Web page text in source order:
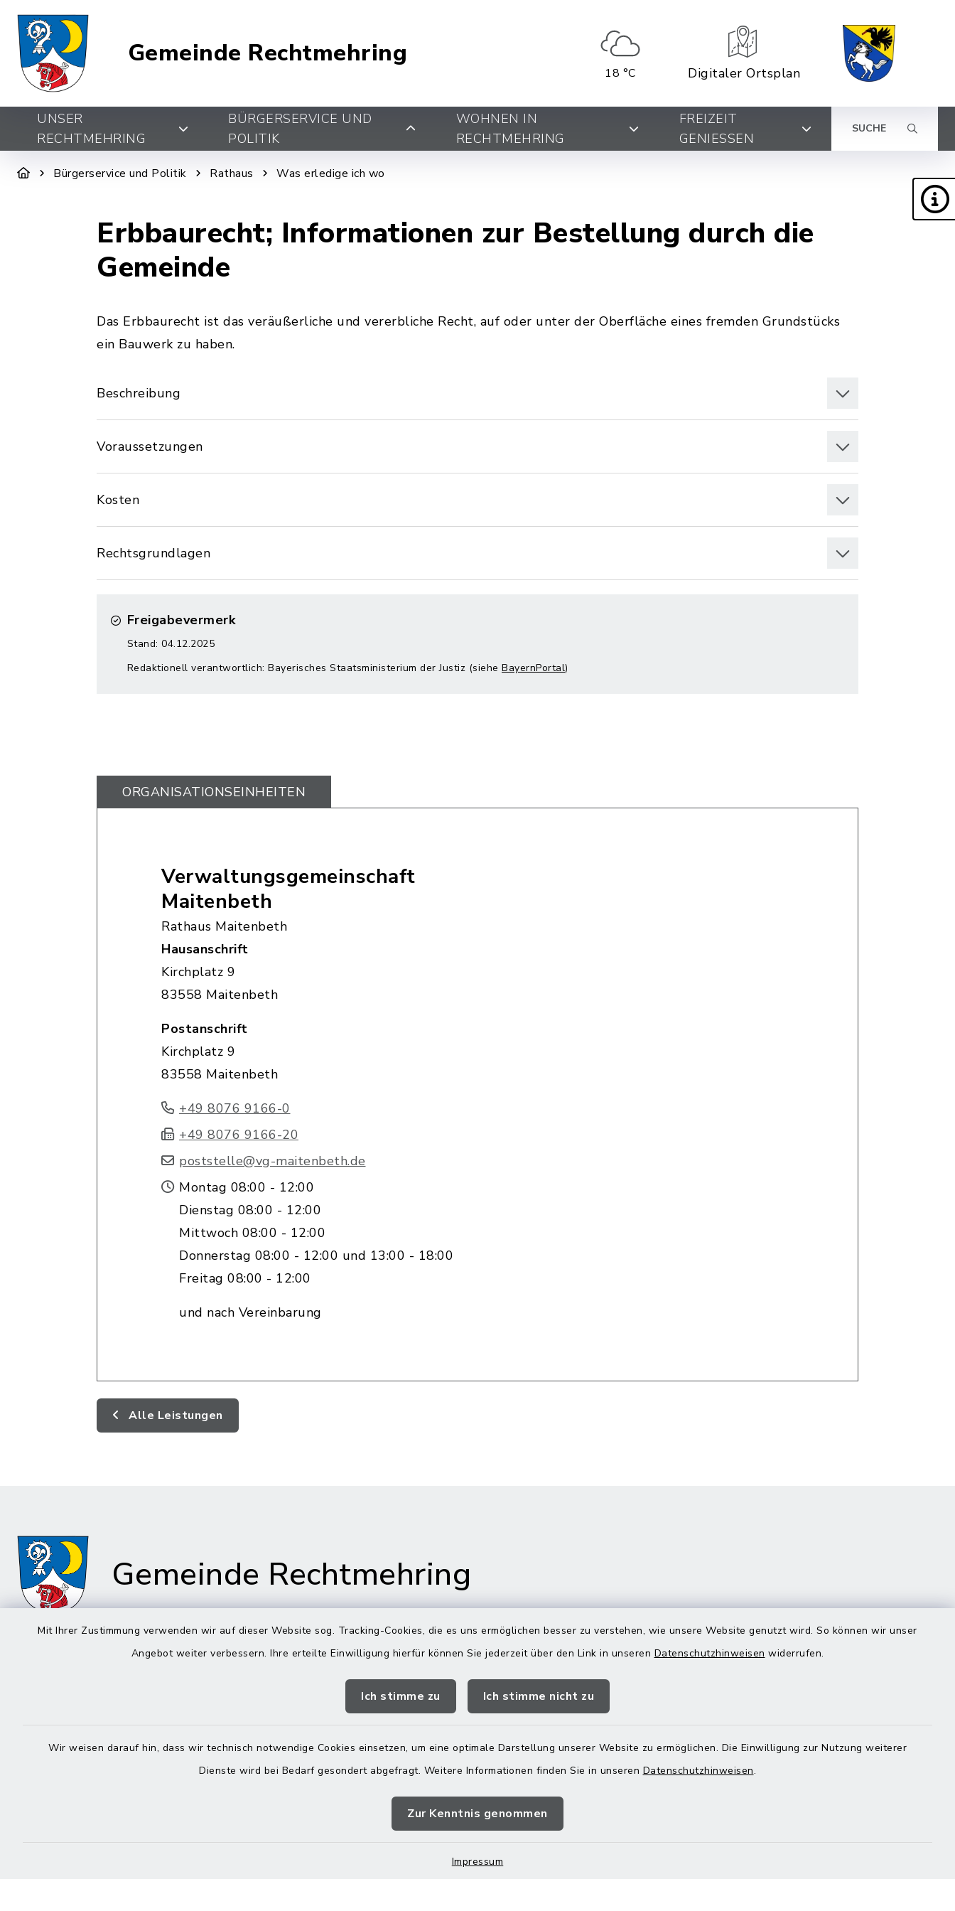
Mit Ihrer Zustimmung verwenden wir auf dieser Website sog. Tracking-Cookies, die es uns ermöglichen besser zu verstehen, wie unsere Website genutzt wird. So können wir unser
Angebot weiter verbessern. Ihre erteilte Einwilligung hierfür können Sie jederzeit über den Link in unseren Datenschutzhinweisen widerrufen.
Ich stimme zu Ich stimme nicht zu
Wir weisen darauf hin, dass wir technisch notwendige Cookies einsetzen, um eine optimale Darstellung unserer Website zu ermöglichen. Die Einwilligung zur Nutzung weiterer
Dienste wird bei Bedarf gesondert abgefragt. Weitere Informationen finden Sie in unseren Datenschutzhinweisen.
Zur Kenntnis genommen
Impressum
Gemeinde Rechtmehring
18 °C Digitaler Ortsplan
UNSER
RECHTMEHRING
BÜRGERSERVICE UND
POLITIK
WOHNEN IN
RECHTMEHRING
FREIZEIT
GENIESSEN
SUCHE
Bürgerservice und Politik Rathaus Was erledige ich wo
Erbbaurecht; Informationen zur Bestellung durch die
Gemeinde
Das Erbbaurecht ist das veräußerliche und vererbliche Recht, auf oder unter der Oberfläche eines fremden Grundstücks
ein Bauwerk zu haben.
Beschreibung
Voraussetzungen
Kosten
Rechtsgrundlagen
Freigabevermerk
Stand: 04.12.2025
Redaktionell verantwortlich: Bayerisches Staatsministerium der Justiz (siehe BayernPortal)
ORGANISATIONS­EINHEITEN
Verwaltungsgemeinschaft
Maitenbeth
Rathaus Maitenbeth
Hausanschrift
Kirchplatz 9
83558 Maitenbeth
Postanschrift
Kirchplatz 9
83558 Maitenbeth
+49 8076 9166-0
+49 8076 9166-20
poststelle@vg-maitenbeth.de
Montag 08:00 - 12:00
Dienstag 08:00 - 12:00
Mittwoch 08:00 - 12:00
Donnerstag 08:00 - 12:00 und 13:00 - 18:00
Freitag 08:00 - 12:00
und nach Vereinbarung
Alle Leistungen
Gemeinde Rechtmehring
83562 Rechtmehring
08076 9166-0
08076 9166-20
Rathäuser
08:00-12:00 Uhr
Donnerstag zusätzlich:
13:00-18:00 Uhr